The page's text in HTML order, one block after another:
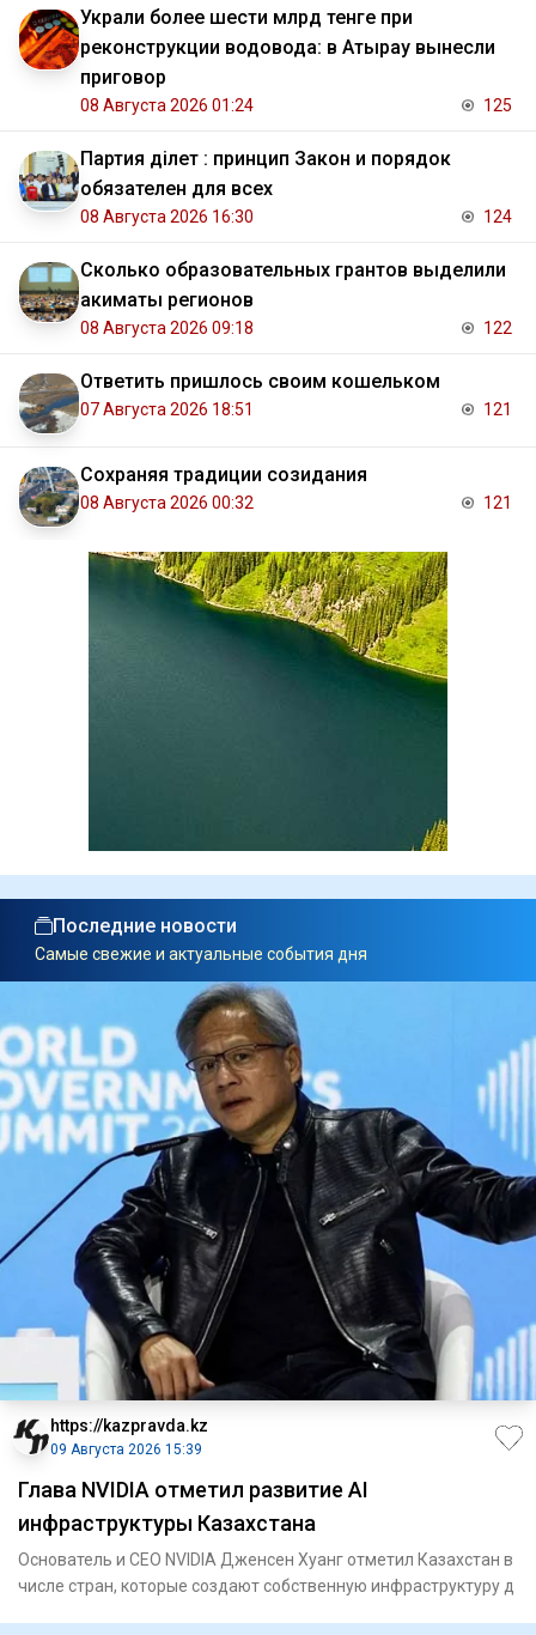
Украли более шести млрд тенге при
реконструкции водовода: в Атырау вынесли
приговор
08 Августа 2026 01:24 125
Партия Әділет : принцип Закон и порядок
обязателен для всех
08 Августа 2026 16:30 124
Сколько образовательных грантов выделили
акиматы регионов
08 Августа 2026 09:18 122
Ответить пришлось своим кошельком
07 Августа 2026 18:51 121
Сохраняя традиции созидания
08 Августа 2026 00:32 121
Последние новости
Самые свежие и актуальные события дня
https://kazpravda.kz
09 Августа 2026 15:39
Глава NVIDIA отметил развитие AI
инфраструктуры Казахстана
Основатель и CEO NVIDIA Дженсен Хуанг отметил Казахстан в
числе стран, которые создают собственную инфраструктуру д